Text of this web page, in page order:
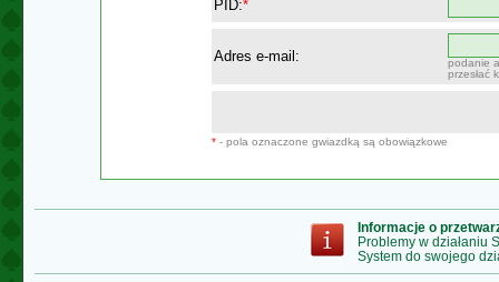
PID:*
Adres e-mail:
podanie
przesłać
* - pola oznaczone gwiazdką są obowiązkowe
Informacje o
Problemy w działaniu
System do swojego